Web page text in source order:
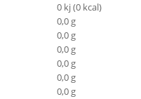
0 kj (0 kcal)
0,0 g
0,0 g
0,0 g
0,0 g
0,0 g
0,0 g